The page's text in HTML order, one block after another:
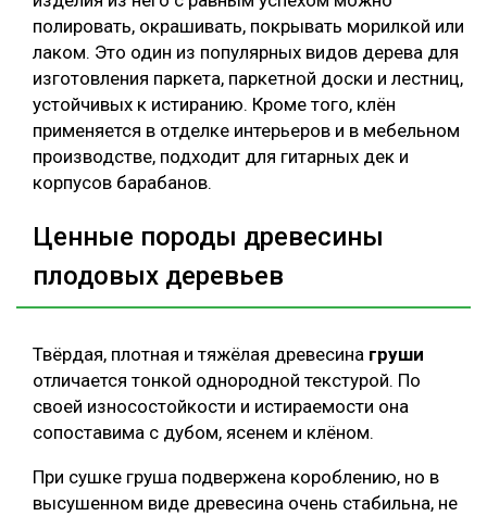
полировать, окрашивать, покрывать морилкой или
лаком. Это один из популярных видов дерева для
изготовления паркета, паркетной доски и лестниц,
устойчивых к истиранию. Кроме того, клён
применяется в отделке интерьеров и в мебельном
производстве, подходит для гитарных дек и
корпусов барабанов.
Ценные породы древесины
плодовых деревьев
Твёрдая, плотная и тяжёлая древесина груши
отличается тонкой однородной текстурой. По
своей износостойкости и истираемости она
сопоставима с дубом, ясенем и клёном.
При сушке груша подвержена короблению, но в
высушенном виде древесина очень стабильна, не